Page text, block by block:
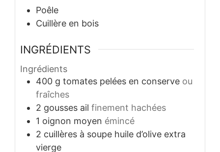
Poêle
Cuillère en bois
INGRÉDIENTS
Ingrédients
400 g tomates pelées en conserve ou
fraîches
2 gousses ail finement hachées
1 oignon moyen émincé
2 cuillères à soupe huile d’olive extra
vierge